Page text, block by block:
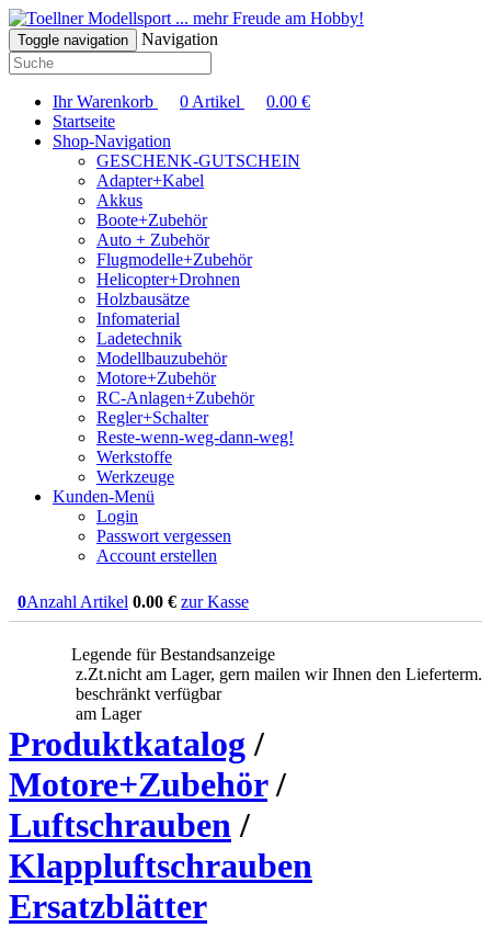
... mehr Freude am Hobby!
Toggle navigation Navigation
Ihr Warenkorb 0 Artikel 0.00 €
Startseite
Shop-Navigation
GESCHENK-GUTSCHEIN
Adapter+Kabel
Akkus
Boote+Zubehör
Auto + Zubehör
Flugmodelle+Zubehör
Helicopter+Drohnen
Holzbausätze
Infomaterial
Ladetechnik
Modellbauzubehör
Motore+Zubehör
RC-Anlagen+Zubehör
Regler+Schalter
Reste-wenn-weg-dann-weg!
Werkstoffe
Werkzeuge
Kunden-Menü
Login
Passwort vergessen
Account erstellen
0Anzahl Artikel 0.00 € zur Kasse
Legende für Bestandsanzeige
z.Zt.nicht am Lager, gern mailen wir Ihnen den Lieferterm.
beschränkt verfügbar
am Lager
Produktkatalog/
Motore+Zubehör/
Luftschrauben/
Klappluftschrauben
Ersatzblätter